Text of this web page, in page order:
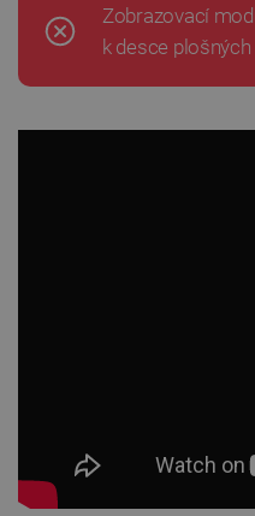
Zobrazovací
k desce plošných